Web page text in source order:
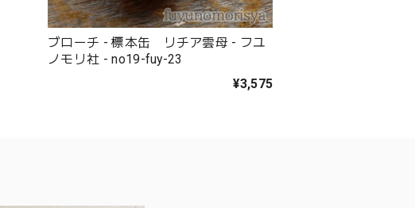
ブローチ - 標本缶 リチア雲母 - フユ
ノモリ社 - no19-fuy-23
¥3,575